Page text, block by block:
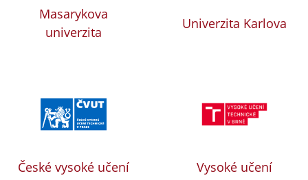
Masarykova
univerzita
Univerzita Karlova
České vysoké učení
Vysoké učení